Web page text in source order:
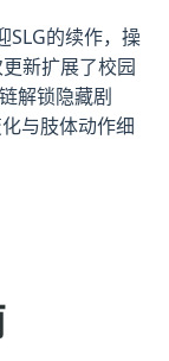
SLG的续作，操
新扩展了校园
解锁隐藏剧
与肢体动作细